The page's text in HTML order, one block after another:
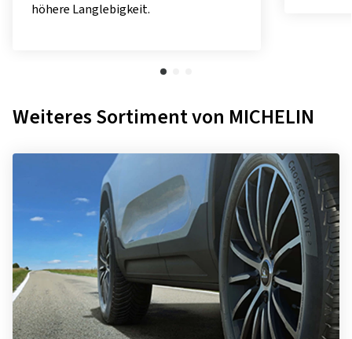
höhere Langlebigkeit.
Weiteres Sortiment von MICHELIN